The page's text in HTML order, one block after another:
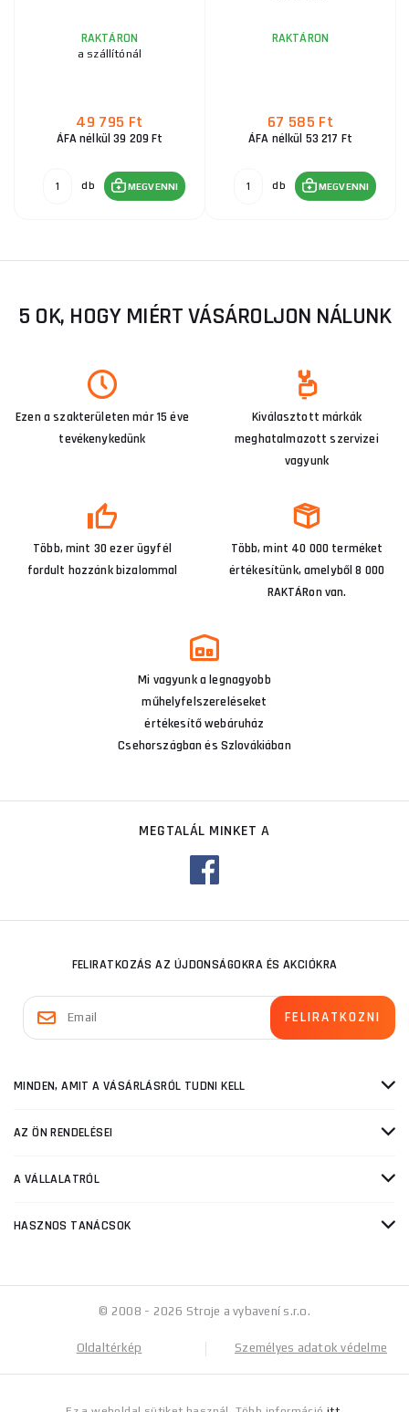
RAKTÁRON
a szállítónál
49 795 Ft
ÁFA nélkül 39 209 Ft
db MEGVENNI
RAKTÁRON
67 585 Ft
ÁFA nélkül 53 217 Ft
db MEGVENNI
5 OK, HOGY MIÉRT VÁSÁROLJON NÁLUNK
Ezen a szakterületen már 15 éve
tevékenykedünk
Kiválasztott márkák
meghatalmazott szervizei
vagyunk
Több, mint 30 ezer ügyfél
fordult hozzánk bizalommal
Több, mint 40 000 terméket
értékesítünk, amelyből 8 000
RAKTÁRon van.
Mi vagyunk a legnagyobb
műhelyfelszereléseket
értékesítő webáruház
Csehországban és Szlovákiában
MEGTALÁL MINKET A
FELIRATKOZÁS AZ ÚJDONSÁGOKRA ÉS AKCIÓKRA
MINDEN, AMIT A VÁSÁRLÁSRÓL TUDNI KELL
AZ ÖN RENDELÉSEI
A VÁLLALATRÓL
HASZNOS TANÁCSOK
© 2008 - 2026 Stroje a vybavení s.r.o.
Oldaltérkép Személyes adatok védelme